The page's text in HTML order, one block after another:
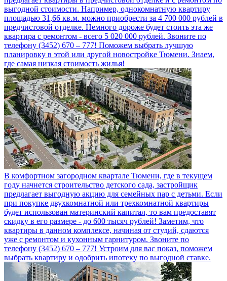
выгодной стоимости. Например, однокомнатную квартиру
площадью 31,66 кв.м. можно приобрести за 4 700 000 рублей в
предчистовой отделке. Немного дороже будет стоить эта же
квартира с ремонтом - всего 5 020 000 рублей. Звоните по
телефону (3452) 670 – 777! Поможем выбрать лучшую
планировку в этой или другой новостройке Тюмени. Знаем,
где самая низкая стоимость жилья!
В комфортном загородном квартале Тюмени, где в текущем
году начнется строительство детского сада, застройщик
предлагает выгодную акцию для семейных пар с детьми. Если
при покупке двухкомнатной или трехкомнатной квартиры
будет использован материнский капитал, то вам предоставят
скидку в его размере - до 600 тысяч рублей! Заметим, что
квартиры в данном комплексе, начиная от студий, сдаются
уже с ремонтом и кухонным гарнитуром. Звоните по
телефону (3452) 670 – 777! Устроим для вас показ, поможем
выбрать квартиру и одобрить ипотеку по выгодной ставке.